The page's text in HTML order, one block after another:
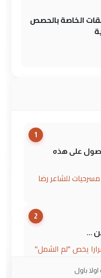
الخاصة بالحصص
1
على هذه
مسرحيات للشاعر رضا
2
...
يخص "لم الشمل"
اولا باول